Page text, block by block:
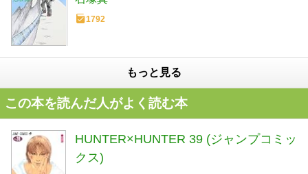
1792
もっと見る
この本を読んだ人がよく読む本
HUNTER×HUNTER 39 (ジャンプコミッ
クス)